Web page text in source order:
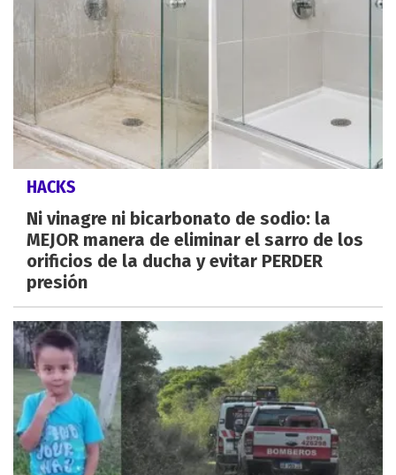
HACKS
Ni vinagre ni bicarbonato de sodio: la
MEJOR manera de eliminar el sarro de los
orificios de la ducha y evitar PERDER
presión